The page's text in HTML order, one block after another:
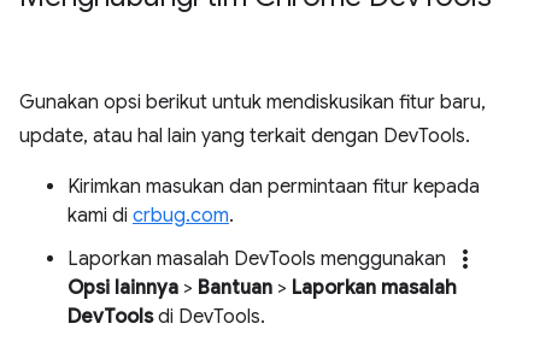
Gunakan opsi berikut untuk mendiskusikan fitur baru,
update, atau hal lain yang terkait dengan DevTools.
Kirimkan masukan dan permintaan fitur kepada
kami di crbug.com.
Laporkan masalah DevTools menggunakan
more_vert
Opsi lainnya > Bantuan > Laporkan masalah
DevToolsdi DevTools.